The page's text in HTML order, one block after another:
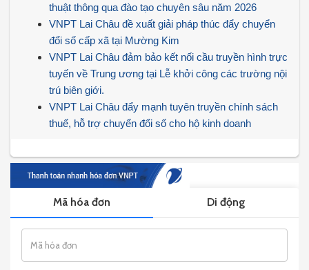
thuật thông qua đào tạo chuyên sâu năm 2026
VNPT Lai Châu đề xuất giải pháp thúc đẩy chuyển
đổi số cấp xã tại Mường Kim
VNPT Lai Châu đảm bảo kết nối cầu truyền hình trực
tuyến về Trung ương tại Lễ khởi công các trường nội
trú biên giới.
VNPT Lai Châu đẩy mạnh tuyên truyền chính sách
thuế, hỗ trợ chuyển đổi số cho hộ kinh doanh